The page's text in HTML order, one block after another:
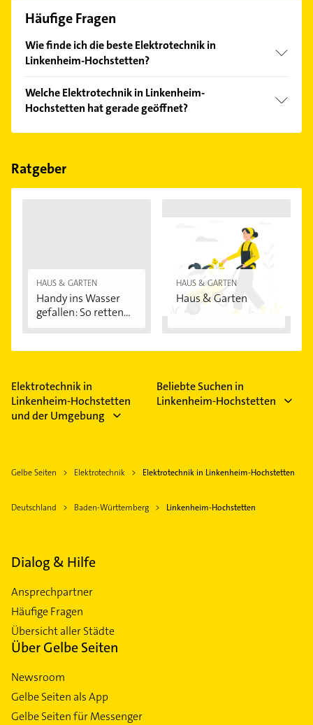
Häufige Fragen
Wie finde ich die beste Elektrotechnik in
Linkenheim-Hochstetten?
Kundenmeinungen und profitieren Sie von den
Empfehlungen. Die Suchergebnisse können Sie sich
einfach nachBewertungensortiert anzeigen lassen.
Welche Elektrotechnik in Linkenheim-
Hochstetten hat gerade geöffnet?
Im Anbieter-Bereich finden Sie alleÖffnungszeiten.
Feiertagen abweichen können.
Ratgeber
HAUS & GARTEN
Handy ins Wasser
gefallen: So retten...
HAUS & GARTEN
Haus & Garten
Elektrotechnik in
Linkenheim-Hochstetten
und der Umgebung
Beliebte Suchen in
Linkenheim-Hochstetten
Gelbe Seiten Elektrotechnik Elektrotechnik in Linkenheim-Hochstetten
Deutschland Baden-Württemberg Linkenheim-Hochstetten
Dialog & Hilfe
Ansprechpartner
Häufige Fragen
Übersicht aller Städte
Über Gelbe Seiten
Newsroom
Gelbe Seiten als App
Gelbe Seiten für Messenger